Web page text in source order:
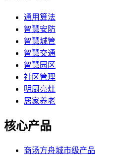
通用算法
智慧安防
智慧城管
智慧交通
智慧园区
社区管理
明厨亮灶
居家养老
核心产品
商汤方舟城市级产品